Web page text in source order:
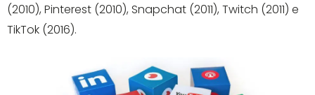
(2010), Pinterest (2010), Snapchat (2011), Twitch (2011) e
TikTok (2016).